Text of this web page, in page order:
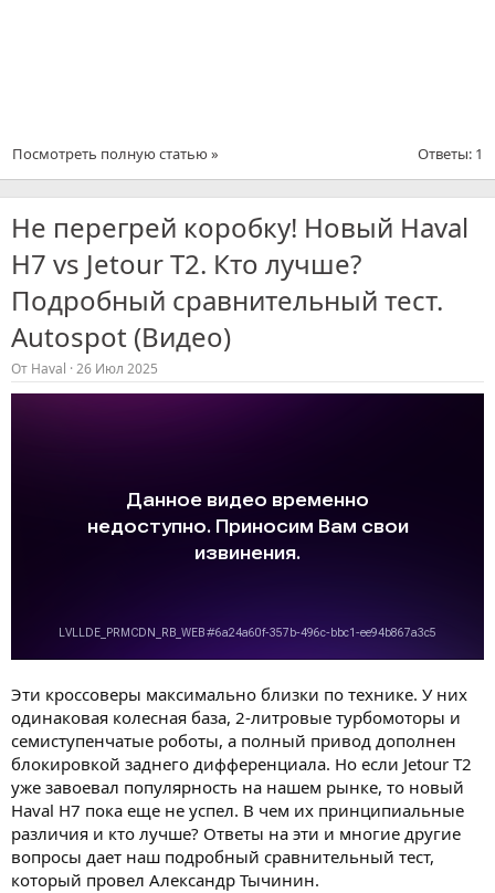
Ответы: 1
Посмотреть полную статью »
Не перегрей коробку! Новый Haval
H7 vs Jetour T2. Кто лучше?
Подробный сравнительный тест.
Autospot (Видео)
От Haval 26 Июл 2025
Эти кроссоверы максимально близки по технике. У них
одинаковая колесная база, 2-литровые турбомоторы и
семиступенчатые роботы, а полный привод дополнен
блокировкой заднего дифференциала. Но если Jetour T2
уже завоевал популярность на нашем рынке, то новый
Haval H7 пока еще не успел. В чем их принципиальные
различия и кто лучше? Ответы на эти и многие другие
вопросы дает наш подробный сравнительный тест,
который провел Александр Тычинин.